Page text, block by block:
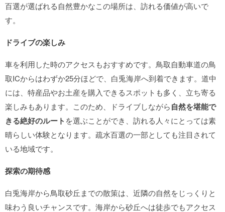
百選が選ばれる自然豊かなこの場所は、訪れる価値が高いで
す。
ドライブの楽しみ
車を利用した時のアクセスもおすすめです。鳥取自動車道の鳥
取ICからはわずか25分ほどで、白兎海岸へ到着できます。道中
には、特産品やお土産を購入できるスポットも多く、立ち寄る
楽しみもあります。このため、ドライブしながら自然を堪能で
きる絶好のルート を選ぶことができ、訪れる人々にとっては素
晴らしい体験となります。疏水百選の一部としても注目されて
いる地域です。
探索の期待感
白兎海岸から鳥取砂丘までの散策は、近隣の自然をじっくりと
味わう良いチャンスです。海岸から砂丘へは徒歩でもアクセス